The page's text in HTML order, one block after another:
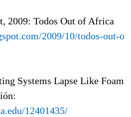
2009: Todos Out of Africa
2009/10/todos-out-of-
Systems Lapse Like Foam:
12401435/